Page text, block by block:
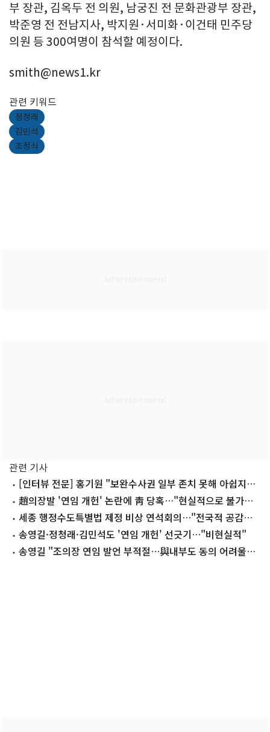
부 장관, 김옥두 전 의원, 남궁진 전 문화관광부 장관,
박준영 전 전남지사, 박지원·서미화·이건태 민주당
의원 등 300여명이 참석할 예정이다.
smith@news1.kr
관련 키워드
정청래
김민석
조정식
관련 기사
[인터뷰 전문] 홍기원 "보완수사권 일부 존치 못해 아쉽지
만…검찰의 업보"
趙의장발 '연임 개헌' 논란에 靑 당혹…"현실적으로 불가능"
총력 진화
세종 행정수도특별법 제정 비상 연석회의…"전국적 공감대
필요" 뜻 모아
송영길·정청래·김민석도 '연임 개헌' 선긋기…"비현실적"
송영길 "조의장 연임 발언 부적절…與내부도 동의 어려울